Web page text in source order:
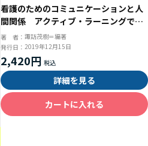
看護のためのコミュニケーションと人
間関係 アクティブ・ラーニングで身
につける技術と感性
著 者： 諏訪茂樹＝編著
発行日： 2019年12月15日
2,420円
詳細を見る
カートに入れる